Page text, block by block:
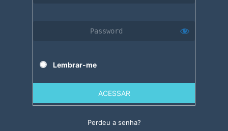
Lembrar-me
Perdeu a senha?